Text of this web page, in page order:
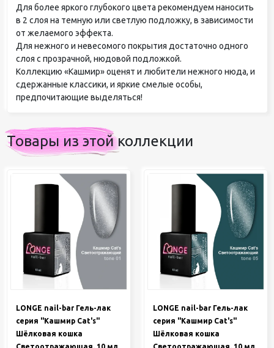
Для более яркого глубокого цвета рекомендуем наносить
в 2 слоя на темную или светлую подложку, в зависимости
от желаемого эффекта.
Для нежного и невесомого покрытия достаточно одного
слоя с прозрачной, нюдовой подложкой.
Коллекцию «Кашмир» оценят и любители нежного нюда, и
сдержанные классики, и яркие смелые особы,
предпочитающие выделяться!
Товары из этой коллекции
LONGE nail-bar Гель-лак
серия "Кашмир Cat's"
Шёлковая кошка
Светоотражающая, 10 мл
LONGE nail-bar Гель-лак
серия "Кашмир Cat's"
Шёлковая кошка
Светоотражающая, 10 мл